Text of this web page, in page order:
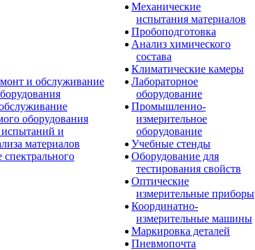
и обслуживание
оборудования
испытаний и
материалов
Механические
испытания материалов
Пробоподготовка
Анализ химического
состава
Климатические камеры
Лабораторное
оборудование
Промышленно-
измерительное
оборудование
Учебные стенды
Оборудование для
тестирования свойств
Оптические
измерительные приборы
Координатно-
измерительные машины
Маркировка деталей
Пневмопочта